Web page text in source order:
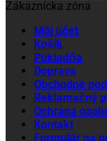
Zákaznícka zóna
Môj účet
Košík
Pokladňa
Doprava
Obchodné
Reklamačný
Ochrana
Kontakt
Formulár na